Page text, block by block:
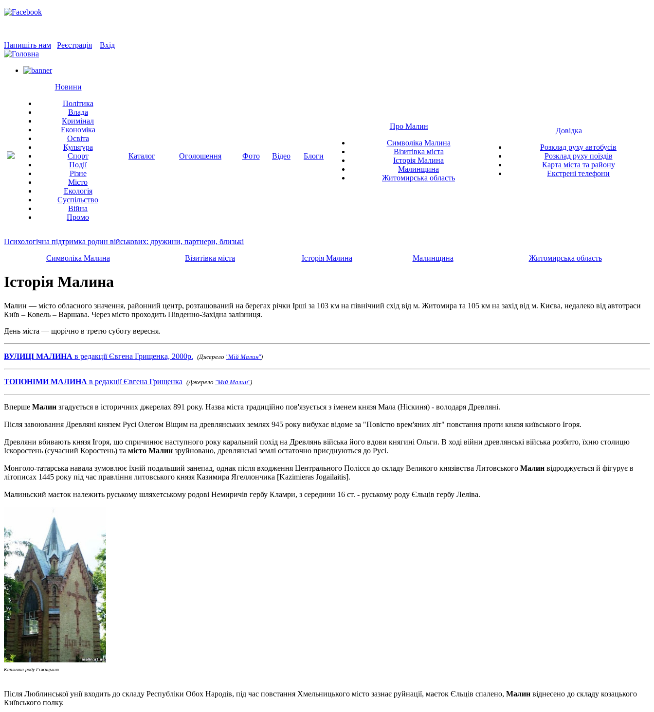
Напишіть нам Реєстрація Вхід
Новини
Політика
Влада
Кримінал
Економіка
Освіта
Культура
Спорт
Події
Різне
Місто
Екологія
Суспільство
Війна
Промо
Каталог Оголошення Фото Відео Блоги
Про Малин
Символіка Малина
Візитівка міста
Історія Малина
Малинщина
Житомирська область
Довідка
Розклад руху автобусів
Розклад руху поїздів
Карта міста та району
Екстрені телефони
Психологічна підтримка родин військових: дружини, партнери, близькі
Символіка Малина
Візитівка міста Історія Малина Малинщина Житомирська область
Історія Малина
Малин — місто обласного значення, районний центр, розташований на берегах річки Ірші за 103 км на північний схід від м. Житомира та 105 км на захід від м. Києва, недалеко від автотраси
Київ – Ковель – Варшава. Через місто проходить Південно-Західна залізниця.
День міста — щорічно в третю суботу вересня.
ВУЛИЦІ МАЛИНА в редакції Євгена Грищенка, 2000р. (Джерело "Мій Малин")
ТОПОНІМИ МАЛИНА в редакції Євгена Грищенка (Джерело "Мій Малин")
Вперше Малин згадується в історичних джерелах 891 року. Назва міста традиційно пов'язується з іменем князя Мала (Ніскиня) - володаря Древляні.
Після завоювання Древляні князем Русі Олегом Віщим на древлянських землях 945 року вибухає відоме за "Повістю врем'яних літ" повстання проти князя київського Ігоря.
Древляни вбивають князя Ігоря, що спричинює наступного року каральний похід на Древлянь війська його вдови княгині Ольги. В ході війни древлянські війська розбито, їхню столицю
Іскоростень (сучасний Коростень) та місто Малин зруйновано, древлянські землі остаточно приєднуються до Русі.
Монголо-татарська навала зумовлює їхній подальший занепад, однак після входження Центрального Полісся до складу Великого князівства Литовського Малин відроджується й фігурує в
літописах 1445 року під час правління литовського князя Казимира Ягеллончика [Kazimieras Jogailaitis].
Малиньский маєток належить руському шляхетському родові Немиричів гербу Кламри, з середини 16 ст. - руському роду Єльців гербу Леліва.
Капличка роду Гіжицьких
Після Люблинської унії входить до складу Республіки Обох Народів, під час повстання Хмельницького місто зазнає руйнації, маєток Єльців спалено, Малин віднесено до складу козацького
Київського полку.